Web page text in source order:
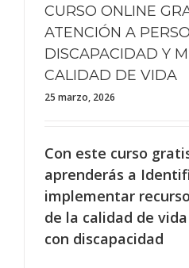
CURSO ONLINE
ATENCIÓN A
DISCAPACIDAD Y
CALIDAD DE VIDA
25 marzo, 2026
Con este curso
aprenderás a
implementar
de la calidad de
con discapacidad